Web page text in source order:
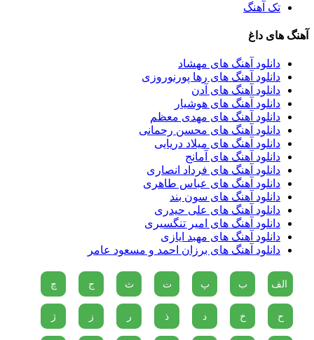
تک آهنگ
های داغ
دانلود آهنگ های مهشاد
دانلود آهنگ های رها پورنوروزی
دانلود آهنگ های آدن
دانلود آهنگ های هوشیار
دانلود آهنگ های مهدی معظم
دانلود آهنگ های محسن رحمانی
دانلود آهنگ های میلاد دریایی
دانلود آهنگ های آمانج
دانلود آهنگ های فرداد انصاری
دانلود آهنگ های عباس طاهری
دانلود آهنگ های سون بند
دانلود آهنگ های علی حیدری
دانلود آهنگ های امیر تنگسیری
دانلود آهنگ های مهبد ایازی
دانلود آهنگ های برزان احمد و مسعود عامر
الف ب پ ت ث